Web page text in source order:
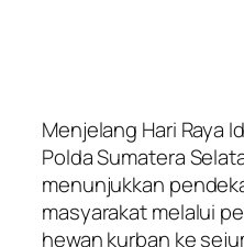
Menjelang Hari Raya
Polda Sumatera
menunjukkan
masyarakat melalui
hewan kurban ke